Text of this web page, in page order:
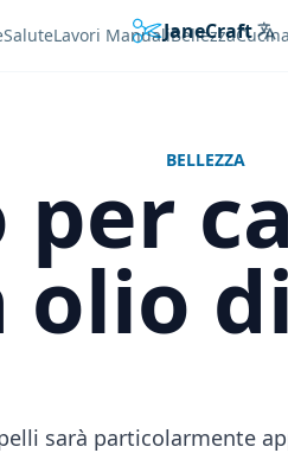
JaneCraft
SaluteLavori ManualiBellezzaCucina
BELLEZZA
per
olio
sarà particolarmente